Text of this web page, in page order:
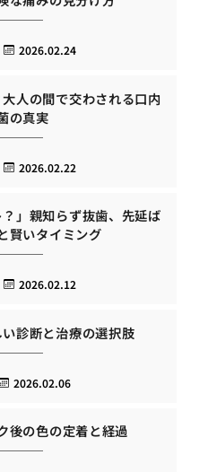
2026.02.24
人の間で交わされる口内
の真実
2026.02.22
？」親知らず抜歯、先延ば
賢いタイミング
2026.02.12
診断と治療の選択肢
2026.02.06
後の色の定着と経過